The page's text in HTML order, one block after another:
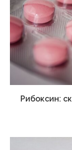
Рибоксин: